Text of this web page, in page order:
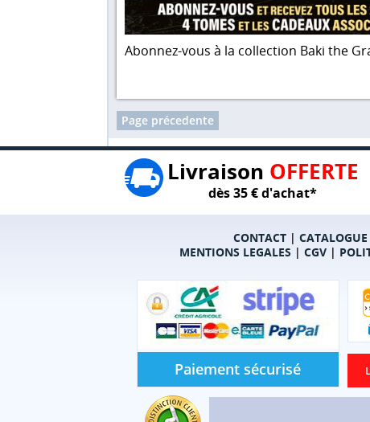
Abonnez-vous à la collection Baki the
Page précedente
Livraison OFFERTE
dès 35 € d'achat*
CONTACT| CATALOGUE
MENTIONS LEGALES | CGV|
Paiement sécurisé